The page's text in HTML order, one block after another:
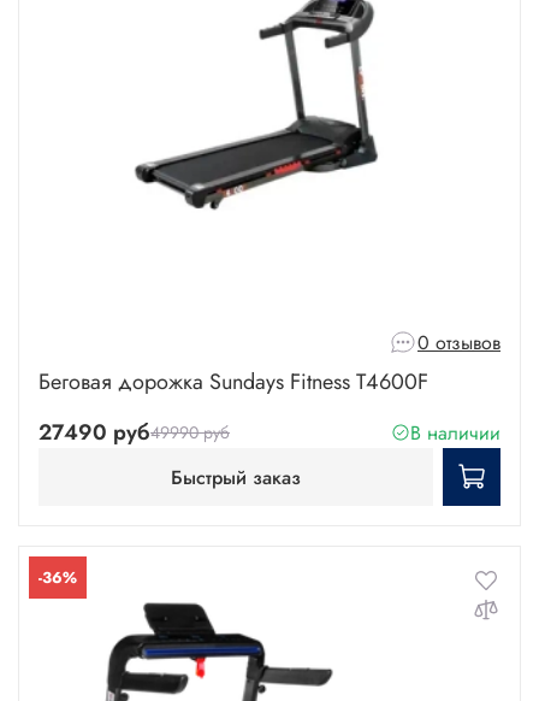
0 отзывов
Беговая дорожка Sundays Fitness T4600F
27490 руб49990 руб
В наличии
Быстрый заказ
-36%